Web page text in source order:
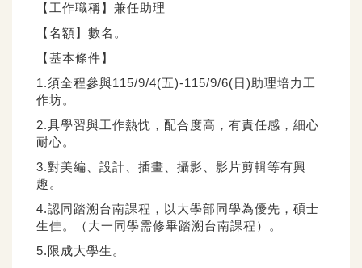
【工作職稱】兼任助理
【名額】數名。
【基本條件】
1.須全程參與115/9/4(五)-115/9/6(日)助理培力工
作坊。
2.具學習與工作熱忱，配合度高，有責任感，細心
耐心。
3.對美編、設計、插畫、攝影、影片剪輯等有興
趣。
4.認同踏溯台南課程，以大學部同學為優先，碩士
生佳。（大一同學需修畢踏溯台南課程）。
5.限成大學生。